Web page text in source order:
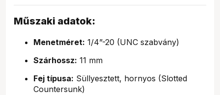
Műszaki adatok:
Menetméret: 1/4”-20 (UNC szabvány)
Szárhossz: 11 mm
Fej típusa: Süllyesztett, hornyos (Slotted
Countersunk)